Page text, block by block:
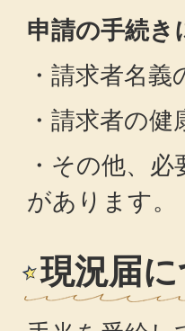
申請の手続き
・請求者名
・請求者の
・その他、
があります。
現況届